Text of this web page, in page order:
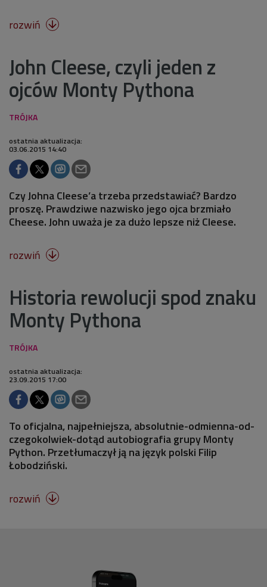
rozwiń 
John Cleese, czyli jeden z
ojców Monty Pythona
ostatnia aktualizacja:
03.06.2015 14:40
Czy Johna Cleese’a trzeba przedstawiać? Bardzo
proszę. Prawdziwe nazwisko jego ojca brzmiało
Cheese. John uważa je za dużo lepsze niż Cleese.
rozwiń 
Historia rewolucji spod znaku
Monty Pythona
ostatnia aktualizacja:
23.09.2015 17:00
To oficjalna, najpełniejsza, absolutnie-odmienna-od-
czegokolwiek-dotąd autobiografia grupy Monty
Python. Przetłumaczył ją na język polski Filip
Łobodziński.
rozwiń 